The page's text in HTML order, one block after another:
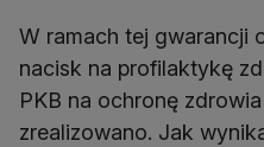
W ramach tej gwarancji
nacisk na profilaktykę
PKB na ochronę
zrealizowano. Jak